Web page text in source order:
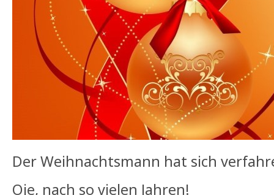
Der Weihnachtsmann hat sich
Oje, nach so vielen Jahren!